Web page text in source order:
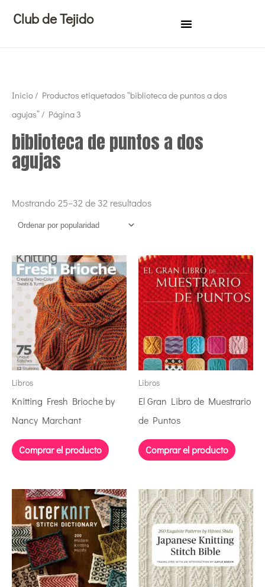
contenido
Club de Tejido
Inicio/ Productos etiquetados “biblioteca de puntos a dos
agujas”/ Página 3
biblioteca de puntos a dos
agujas
Mostrando 25–32 de 32 resultados
Ordenado
por
Libros
Knitting Fresh Brioche by
Nancy Marchant
Comprar el producto
Libros
El Gran Libro de Muestrario
de Puntos
Comprar el producto